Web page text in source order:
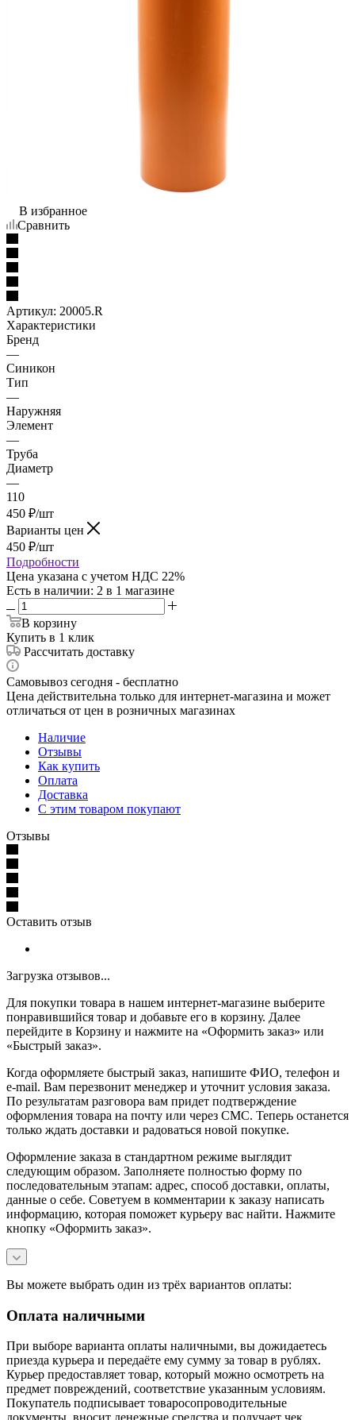
В избранное
Сравнить
Артикул: 20005.R
Характеристики
Бренд
—
Синикон
Тип
—
Наружняя
Элемент
—
Труба
Диаметр
—
110
450 ₽/шт
Варианты цен
450 ₽/шт
Подробности
Цена указана с учетом НДС 22%
Есть в наличии: 2 в 1 магазине
В корзину
Купить в 1 клик
Рассчитать доставку
Самовывоз сегодня - бесплатно
Цена действительна только для интернет-магазина и может
отличаться от цен в розничных магазинах
Наличие
Отзывы
Как купить
Оплата
Доставка
С этим товаром покупают
Отзывы
Оставить отзыв
Загрузка отзывов...
Для покупки товара в нашем интернет-магазине выберите
понравившийся товар и добавьте его в корзину. Далее
перейдите в Корзину и нажмите на «Оформить заказ» или
«Быстрый заказ».
Когда оформляете быстрый заказ, напишите ФИО, телефон и
e-mail. Вам перезвонит менеджер и уточнит условия заказа.
По результатам разговора вам придет подтверждение
оформления товара на почту или через СМС. Теперь останется
только ждать доставки и радоваться новой покупке.
Оформление заказа в стандартном режиме выглядит
следующим образом. Заполняете полностью форму по
последовательным этапам: адрес, способ доставки, оплаты,
данные о себе. Советуем в комментарии к заказу написать
информацию, которая поможет курьеру вас найти. Нажмите
кнопку «Оформить заказ».
Вы можете выбрать один из трёх вариантов оплаты:
Оплата наличными
При выборе варианта оплаты наличными, вы дожидаетесь
приезда курьера и передаёте ему сумму за товар в рублях.
Курьер предоставляет товар, который можно осмотреть на
предмет повреждений, соответствие указанным условиям.
Покупатель подписывает товаросопроводительные